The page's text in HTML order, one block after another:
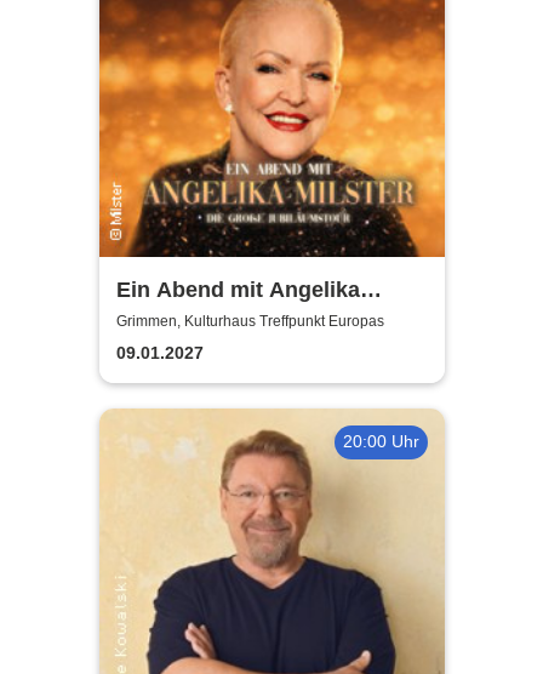
Ein Abend mit Angelika
Milster - Jubiläumstournee
2027
Grimmen, Kulturhaus Treffpunkt Europas
09.01.2027
20:00 Uhr